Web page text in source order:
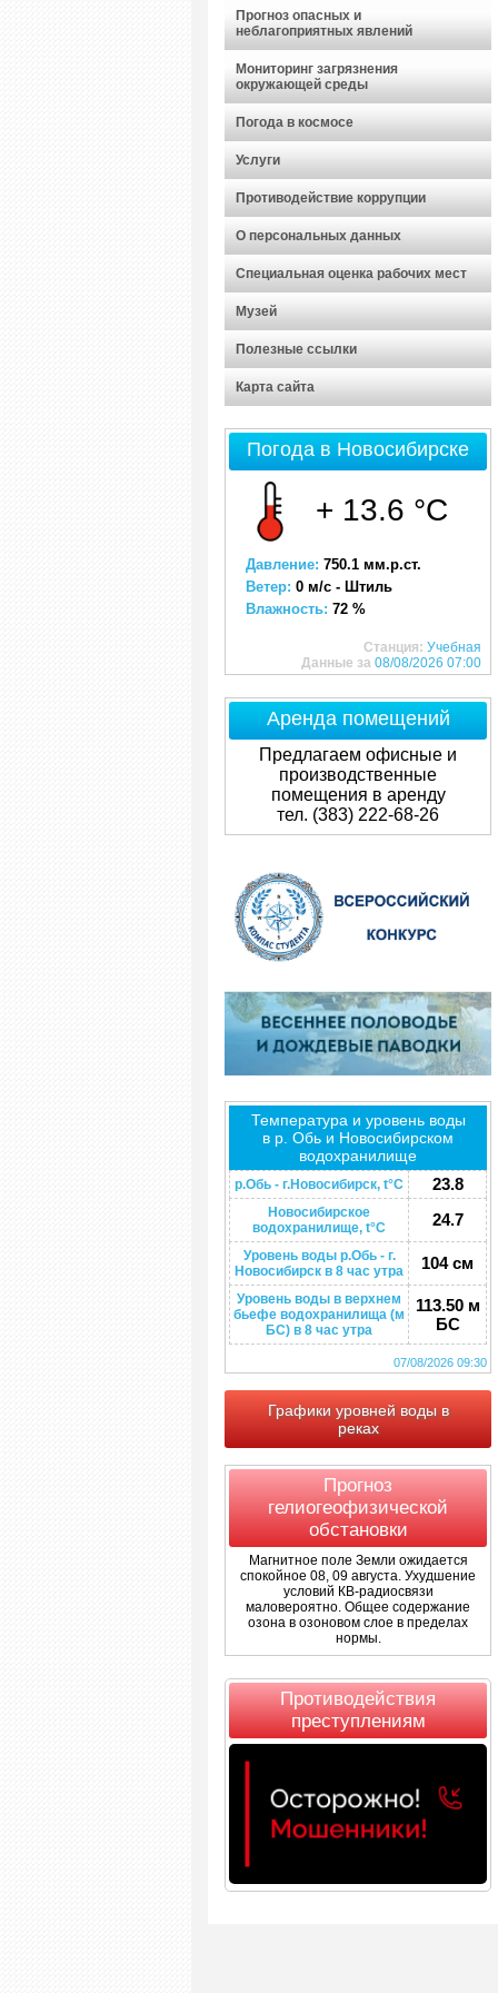
Прогноз опасных и
неблагоприятных явлений
Мониторинг загрязнения
окружающей среды
Погода в космосе
Услуги
Противодействие коррупции
О персональных данных
Специальная оценка рабочих мест
Музей
Полезные ссылки
Карта сайта
Погода в Новосибирске
+ 13.6 °C
Давление: 750.1 мм.р.ст.
Ветер: 0 м/с - Штиль
Влажность: 72 %
Станция: Учебная
Данные за 08/08/2026 07:00
Аренда помещений
Предлагаем офисные и
производственные
помещения в аренду
тел. (383) 222-68-26
Температура и уровень воды
в р. Обь и Новосибирском
водохранилище
р.Обь - г.Новосибирск, t°C 23.8
Новосибирское
водохранилище, t°C
24.7
Уровень воды р.Обь - г.
Новосибирск в 8 час утра
104 см
Уровень воды в верхнем
бьефе водохранилища (м
БС) в 8 час утра
113.50 м
БС
07/08/2026 09:30
Графики уровней воды в
реках
Прогноз
гелиогеофизической
обстановки
Магнитное поле Земли ожидается
спокойное 08, 09 августа. Ухудшение
условий КВ-радиосвязи
маловероятно. Общее содержание
озона в озоновом слое в пределах
нормы.
Противодействия
преступлениям